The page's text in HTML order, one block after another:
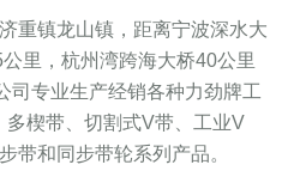
重镇龙山镇，距离宁波深水大
里，杭州湾跨海大桥40公里
司专业生产经销各种力劲牌工
楔带、切割式V带、工业V
带和同步带轮系列产品。